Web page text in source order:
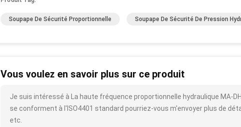
Soupape De Sécurité Proportionnelle Soupape De Sécurité De Pression
Vous voulez en savoir plus sur ce produit
Je suis intéressé à La haute fréquence proportionnelle hydraulique MA-
se conforment à l'ISO4401 standard pourriez-vous m'envoyer plus de
etc.